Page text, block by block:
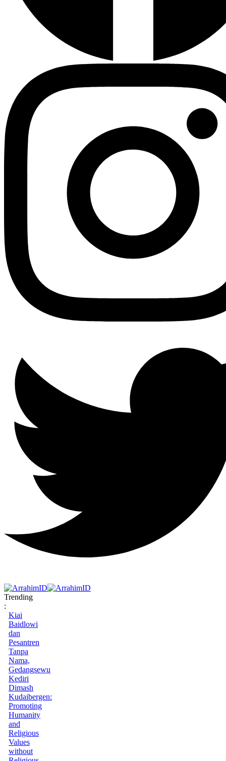
Trending
:
Kiai
Baidlowi
dan
Pesantren
Tanpa
Nama,
Gedangsewu
Kediri
Dimash
Kudaibergen:
Promoting
Humanity
and
Religious
Values
without